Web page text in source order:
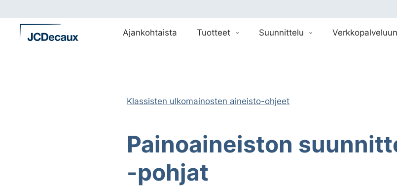
suoraan
sisältöön
Ajankohtaista Tuotteet Suunnittelu Verkkopalveluun
Klassisten ulkomainosten aineisto-ohjeet
Painoaineiston
-pohjat